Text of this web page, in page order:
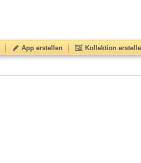
App erstellen Kollektion